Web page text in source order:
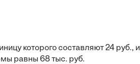
которого составляют 24 руб., и
равны 68 тыс. руб.